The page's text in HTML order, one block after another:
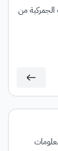
الجمركية من